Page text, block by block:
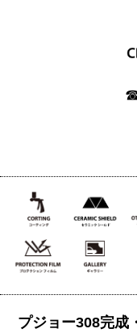
プジョー308完成